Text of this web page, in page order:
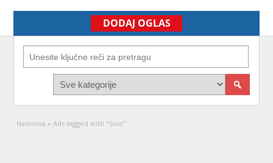
DODAJ OGLAS
Naslovna » Ads tagged with "Solo"